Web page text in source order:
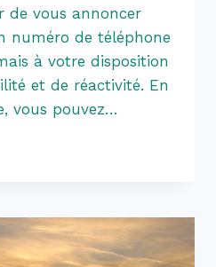
de vous annoncer
numéro de téléphone
à votre disposition
et de réactivité. En
vous pouvez…